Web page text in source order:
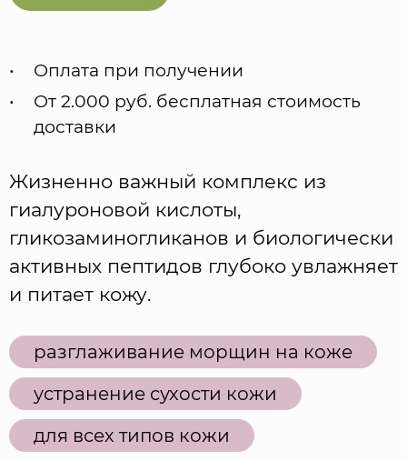
Оплата при получении
От 2.000 руб. бесплатная стоимость
доставки
Жизненно важный комплекс из
гиалуроновой кислоты,
гликозаминогликанов и биологически
активных пептидов глубоко увлажняет
и питает кожу.
разглаживание морщин на коже
устранение сухости кожи
для всех типов кожи